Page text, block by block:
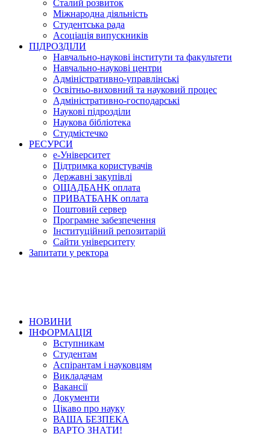
Сталий розвиток
Міжнародна діяльність
Студентська рада
Асоціація випускників
ПІДРОЗДІЛИ
Навчально-наукові інститути та факультети
Навчально-наукові центри
Адміністративно-управлінські
Освітньо-виховний та науковий процес
Адміністративно-господарські
Наукові підрозділи
Наукова бібліотека
Студмістечко
РЕСУРСИ
е-Університет
Підтримка користувачів
Державні закупівлі
ОЩАДБАНК оплата
ПРИВАТБАНК оплата
Поштовий сервер
Програмне забезпечення
Інституційний репозитарій
Сайти університету
Запитати у ректора
НОВИНИ
ІНФОРМАЦІЯ
Вступникам
Студентам
Аспірантам і науковцям
Викладачам
Вакансії
Документи
Цікаво про науку
ВАША БЕЗПЕКА
ВАРТО ЗНАТИ!